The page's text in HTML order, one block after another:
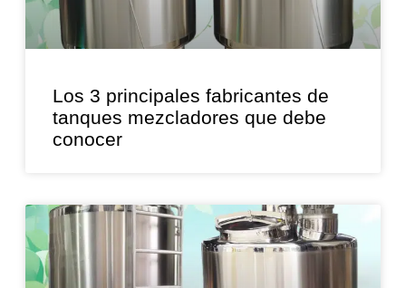
Los 3 principales fabricantes de
tanques mezcladores que debe
conocer